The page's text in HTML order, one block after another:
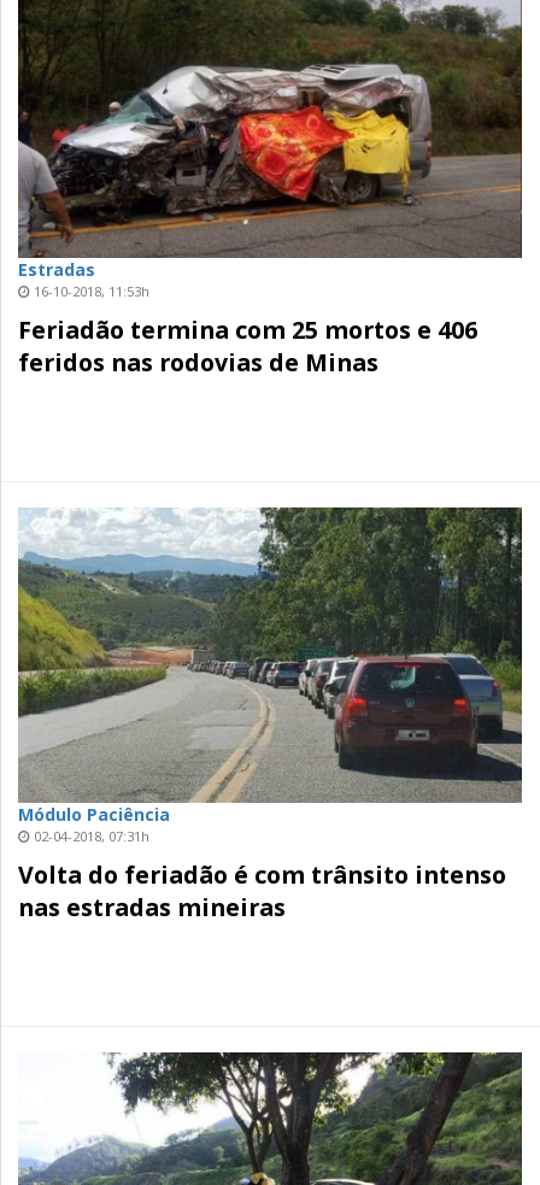
Estradas
16-10-2018, 11:53h
Feriadão termina com 25 mortos e 406
feridos nas rodovias de Minas
Módulo Paciência
02-04-2018, 07:31h
Volta do feriadão é com trânsito intenso
nas estradas mineiras